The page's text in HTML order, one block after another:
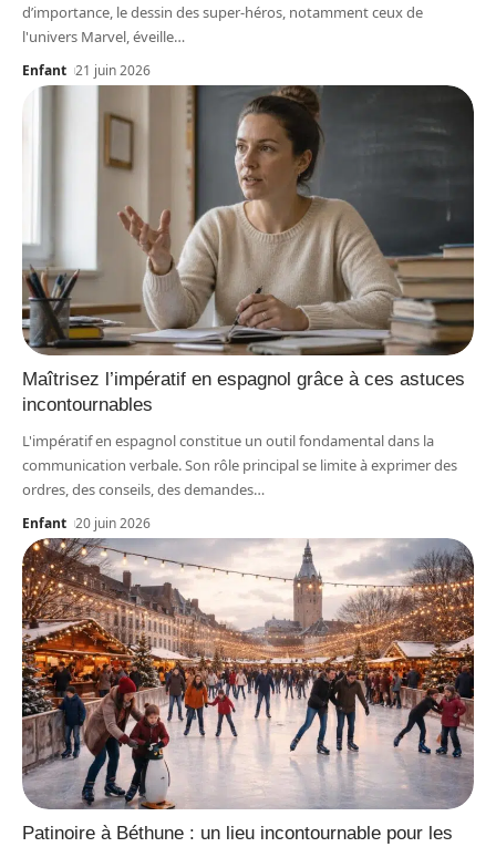
d’importance, le dessin des super-héros, notamment ceux de
l'univers Marvel, éveille…
Enfant 21 juin 2026
Maîtrisez l’impératif en espagnol grâce à ces astuces
incontournables
L'impératif en espagnol constitue un outil fondamental dans la
communication verbale. Son rôle principal se limite à exprimer des
ordres, des conseils, des demandes…
Enfant 20 juin 2026
Patinoire à Béthune : un lieu incontournable pour les